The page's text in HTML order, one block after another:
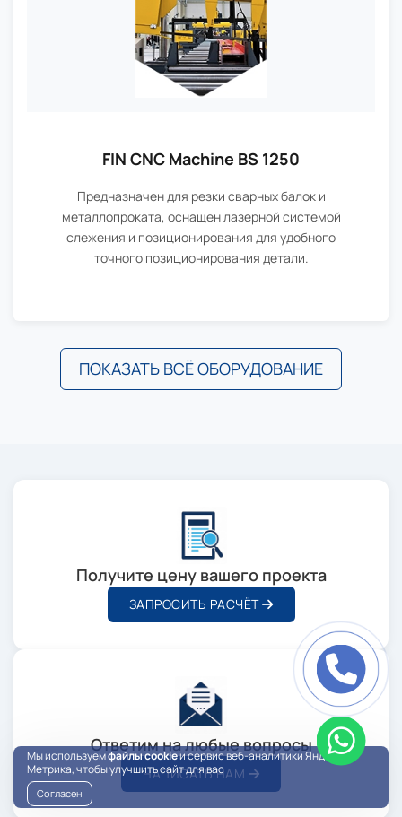
FIN CNC Machine BS 1250
Предназначен для резки сварных балок и
металлопроката, оснащен лазерной системой
слежения и позиционирования для удобного
точного позиционирования детали.
ПОКАЗАТЬ ВСЁ ОБОРУДОВАНИЕ
Получите цену вашего проекта
ЗАПРОСИТЬ РАСЧЁТ
Ответим на любые вопросы
НАПИСАТЬ НАМ
Мы используемфайлы cookieи сервис веб-аналитики Яндекс
Метрика, чтобы улучшить сайт для вас
Согласен